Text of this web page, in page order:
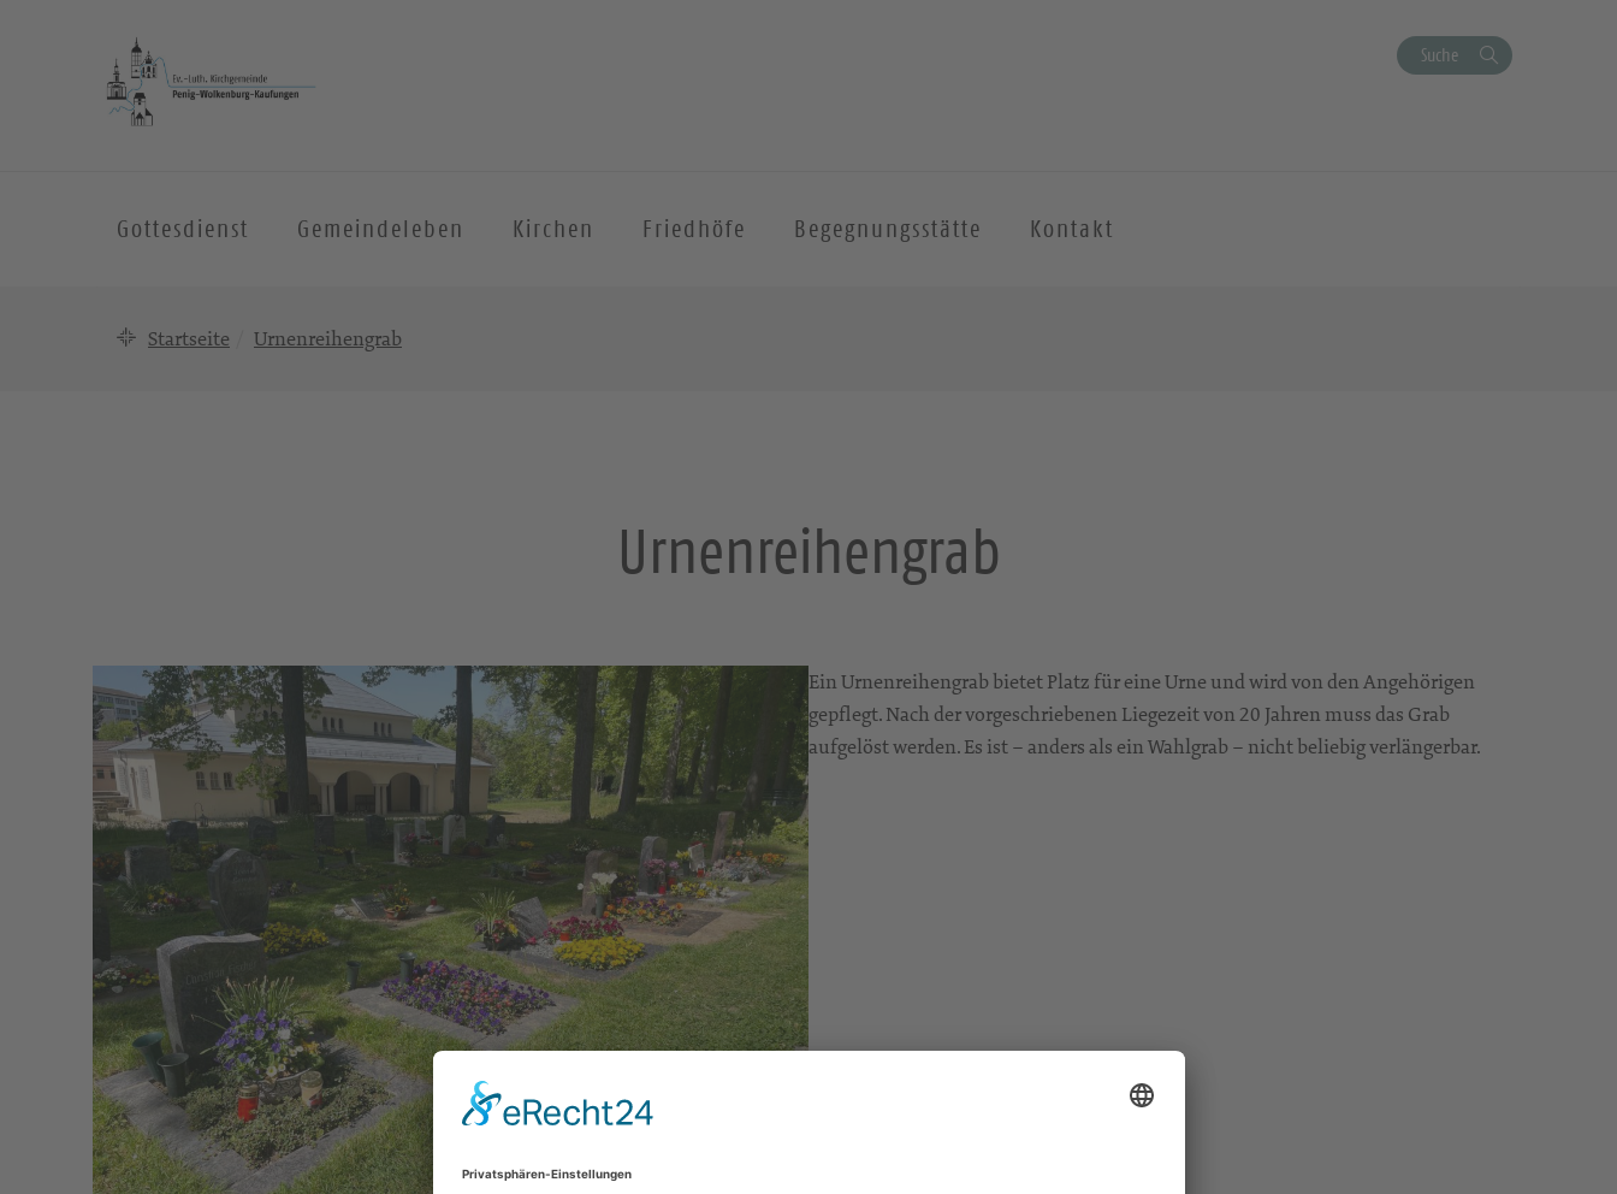
Suche
Gottesdienst Gemeindeleben Kirchen Friedhöfe Begegnungsstätte Kontakt
Startseite Urnenreihengrab
Urnenreihengrab
Ein Urnenreihengrab bietet Platz für eine Urne und wird von den Angehörigen
gepflegt. Nach der vorgeschriebenen Liegezeit von 20 Jahren muss das Grab
aufgelöst werden. Es ist – anders als ein Wahlgrab – nicht beliebig verlängerbar.